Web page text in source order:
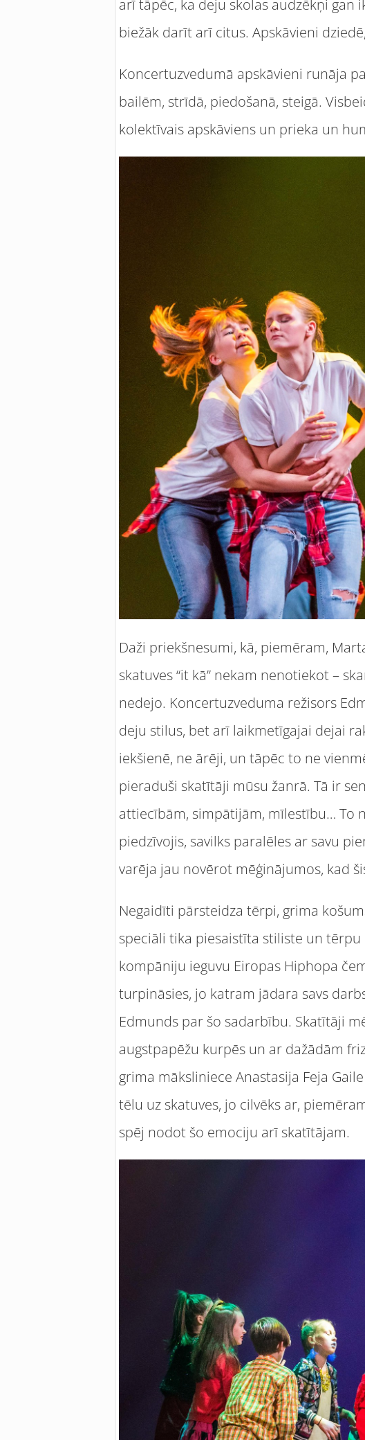
arī tāpēc, ka deju skolas audzēkņi
biežāk darīt arī citus. Apskāvieni
Koncertuzvedumā apskāvieni runāja
bailēm, strīdā, piedošanā, steigā.
kolektīvais apskāviens un prieka un
Daži priekšnesumi, kā, piemēram,
skatuves “it kā” nekam nenotiekot –
nedejo. Koncertuzveduma režisors
deju stilus, bet arī laikmetīgajai dejai
iekšienē, ne ārēji, un tāpēc to ne
pieraduši skatītāji mūsu žanrā. Tā ir
attiecībām, simpātijām, mīlestību… To
piedzīvojis, savilks paralēles ar savu
varēja jau novērot mēģinājumos, kad
Negaidīti pārsteidza tērpi, grima
speciāli tika piesaistīta stiliste un
kompāniju ieguvu Eiropas Hiphopa
turpināsies, jo katram jādara savs
Edmunds par šo sadarbību. Skatītāji
augstpapēžu kurpēs un ar dažādām
grima māksliniece Anastasija Feja
tēlu uz skatuves, jo cilvēks ar,
spēj nodot šo emociju arī skatītājam.